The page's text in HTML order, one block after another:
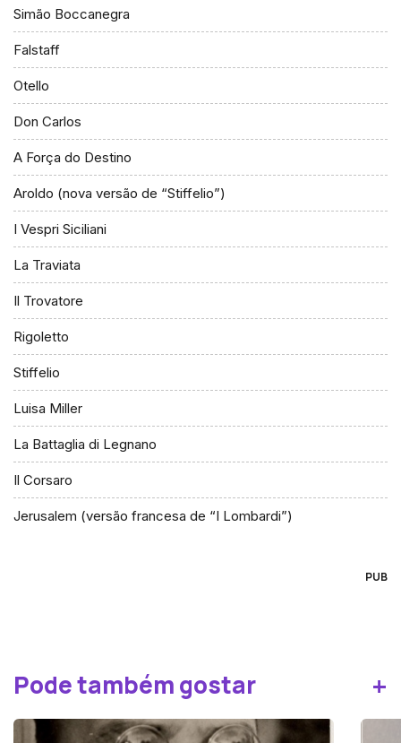
Simão Boccanegra
Falstaff
Otello
Don Carlos
A Força do Destino
Aroldo (nova versão de “Stiffelio”)
I Vespri Siciliani
La Traviata
Il Trovatore
Rigoletto
Stiffelio
Luisa Miller
La Battaglia di Legnano
Il Corsaro
Jerusalem (versão francesa de “I Lombardi”)
PUB
Pode também gostar +